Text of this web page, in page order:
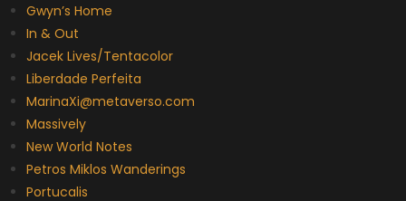
Gwyn’s Home
In & Out
Jacek Lives/Tentacolor
Liberdade Perfeita
MarinaXi@metaverso.com
Massively
New World Notes
Petros Miklos Wanderings
Portucalis